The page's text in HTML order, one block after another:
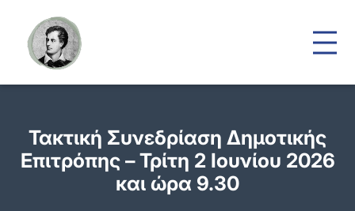
Τακτική Συνεδρίαση Δημοτικής
Επιτρόπης – Τρίτη 2 Ιουνίου 2026
και ώρα 9.30